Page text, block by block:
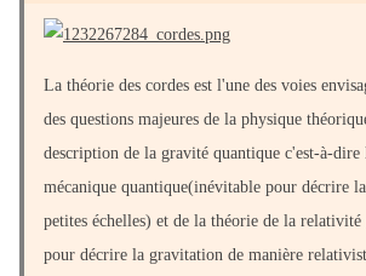
La théorie des cordes est l'une des voies
des questions majeures de la physique
description de la gravité quantique c'est-à-
mécanique quantique(inévitable pour décrire
petites échelles) et de la théorie de la relativité
pour décrire la gravitation de manière